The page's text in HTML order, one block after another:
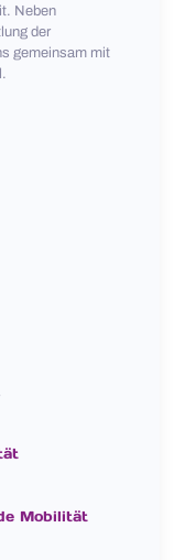
Neben
der
gemeinsam mit
Mobilität